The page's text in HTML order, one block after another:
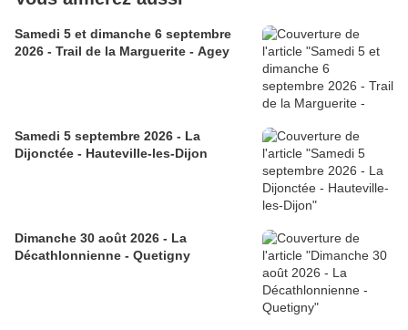
Samedi 5 et dimanche 6 septembre
2026 - Trail de la Marguerite - Agey
Samedi 5 septembre 2026 - La
Dijonctée - Hauteville-les-Dijon
Dimanche 30 août 2026 - La
Décathlonnienne - Quetigny